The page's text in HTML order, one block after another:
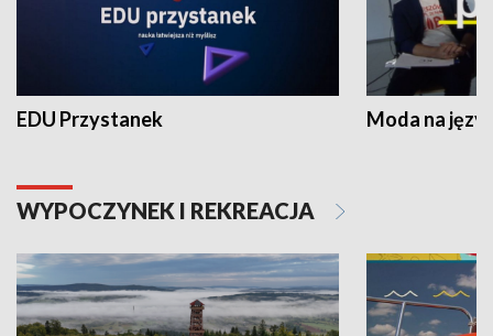
EDU Przystanek Moda na
WYPOCZYNEK I REKREACJA